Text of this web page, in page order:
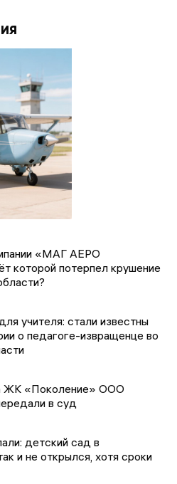
«МАГ АЕРО
которой потерпел крушение
учителя: стали известны
о педагоге-извращенце во
ЖК «Поколение» ООО
в суд
детский сад в
и не открылся, хотя сроки